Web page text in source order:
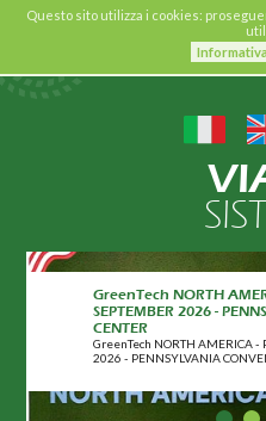
Questo sito utilizza i cookies:
Informativa
GreenTech NORTH
SEPTEMBER 2026 -
CENTER
GreenTech NORTH AMERICA -
2026 - PENNSYLVANIA